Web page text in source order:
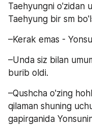
Taehyungni o'zidan
Taehyung bir sm
–Kerak emas -
–Unda siz bilan
burib oldi.
–Qushcha o'zing
qilaman shuning
gapirganida